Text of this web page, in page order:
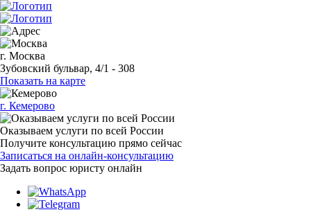
г. Москва
Зубовский бульвар, 4/1 - 308
Показать на карте
г. Кемерово
Оказываем услуги по всей России
Получите консультацию прямо сейчас
Записаться на онлайн-консультацию
Задать вопрос юристу онлайн